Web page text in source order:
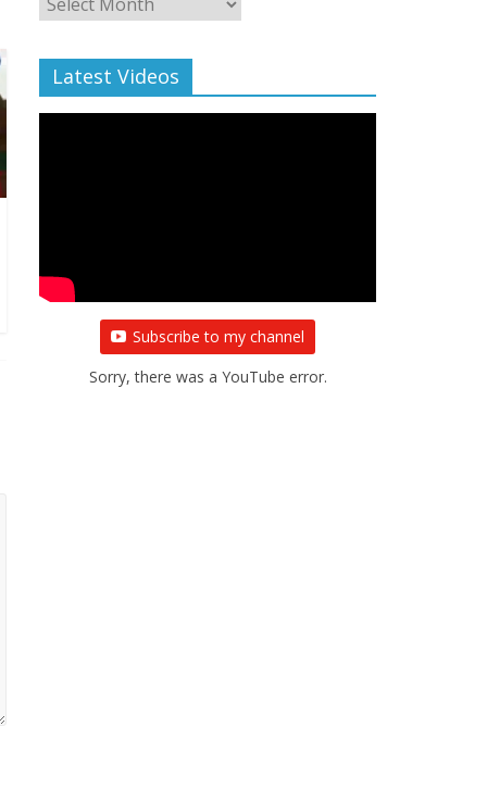
Archive
Latest Videos
Subscribe to my channel
Sorry, there was a YouTube error.